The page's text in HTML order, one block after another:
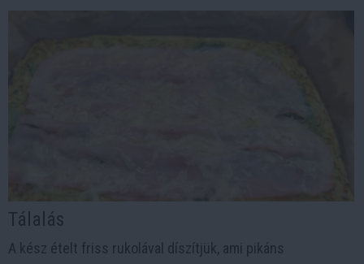
Tálalás
A kész ételt friss rukolával díszítjük, ami pikáns